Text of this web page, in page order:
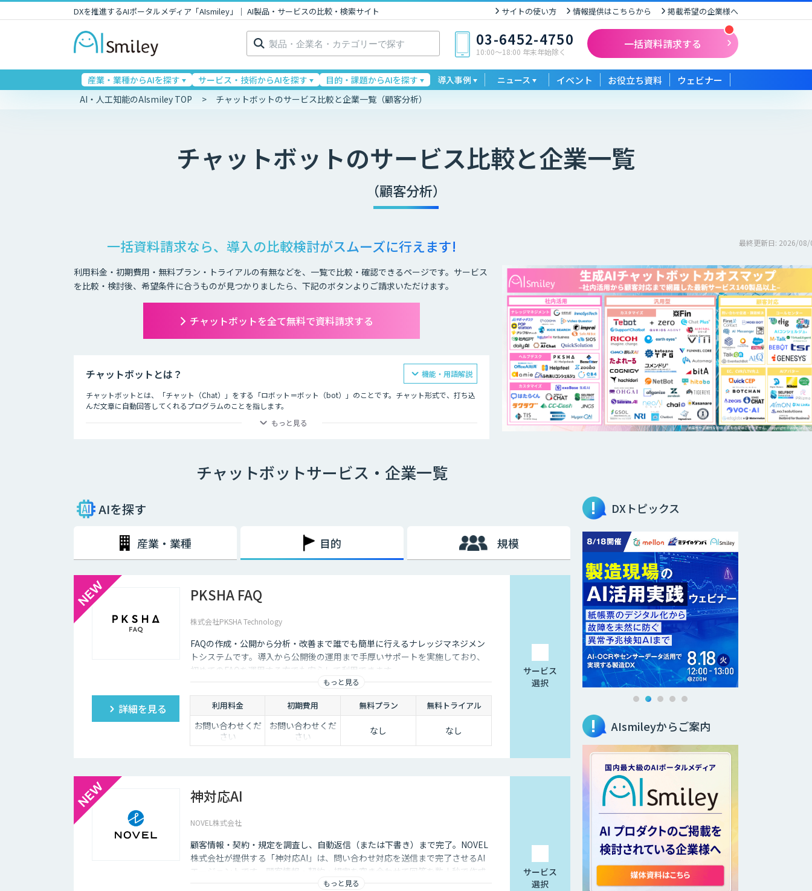
DXを推進するAIポータルメディア「AIsmiley」｜ AI製品・サービスの比較・検索サイト サイトの使い方 情報提供はこちらから 掲載希望の企業様へ
検
索: 03-6452-4750
10:00〜18:00 年末年始除く
一括資料請求する
産業・業種からAIを探す サービス・技術からAIを探す 目的・課題からAIを探す 導入事例 ニュース イベント お役立ち資料 ウェビナー
AI・人工知能のAIsmiley TOP チャットボットのサービス比較と企業一覧（顧客分析）
チャットボットのサービス比較と企業一覧
（顧客分析）
一括資料請求なら、導入の比較検討がスムーズに行えます!
利用料金・初期費用・無料プラン・トライアルの有無などを、一覧で比較・確認できるページです。サービス
を比較・検討後、希望条件に合うものが見つかりましたら、下記のボタンよりご請求いただけます。
チャットボットを全て無料で資料請求する
最終更新日: 2026/08/
チャットボットとは？
チャットボットとは、「チャット（Chat）」をする「ロボット＝ボット（bot）」のことです。チャット形式で、打ち込
んだ文章に自動回答してくれるプログラムのことを指します。
チャットボットは、大きく分けると「AI型」と「シナリオ型」という2つの種類が存在します。
「機械学習型」といわれる仕組みを採用したチャットボットで、文章全体の意味を理解した上で回答を返すことができる
という特徴を持っています。また、機械学習型の場合、過去のデータを蓄積して学習していくため、その学習を重ねるご
・シナリオ型チャットボットの特徴
シナリオ型チャットボットにはAIが搭載されていないため、「Aという単語が含まれていたらBを返答する」といったル
ールを人間が事前に設定しておかなければなりません。また、AI型のように学習を重ねていくわけでもないため、不適切
な返答が行われてしまう場合には、担当者が自ら修正を行う必要があります。
企業がチャットボットを導入するメリットは以下3つが挙げられます。
・24時間365日対応できる
チャットボットを導入することで得られる最大のメリットは、24時間365日対応できるという点です。スマートフォンの
普及に伴い、ユーザーはいつでもインターネット検索を行えるようになりました。そのため現在は、深夜に「この商品に
ついてもっと詳しく知りたい」と思い立つケースも少なくないのです。
そのような場合に、チャットボットを設置しておけば、ユーザーの疑問を解消することができるため、顧客満足度向上に
もつなげていくことができます。低コストで問い合わせ対応の環境を整えられるという点は大きなメリットといえるでし
・問い合わせ対応を効率化できる
ユーザーから似たような問い合わせが頻繁に寄せられることは決して珍しくありません。その質問に毎回担当者が回答し
・気軽に問い合わせできる
問い合わせの窓口が電話やメールのみの場合、問い合わせというアクションを面倒に感じてしまい、離脱してしまうユー
ザーも少なくありません。その点、チャットボットであれば普段の友人とのチャットと同じ感覚で質問することができま
す。また、「相手がロボット」という認識があるため、ユーザーもより気軽に問い合わせを行うことができるのです。
チャットボットは多種多様な業界で導入されており、様々なメリットをもたらす存在です。近年は人手不足が深刻化して
いるため、多くの企業にとってチャットボットを活用して業務効率化するべく導入が進んでおります。
もっと見る
機能・用語解説
チャットボットサービス・企業一覧
AIを探す
産業・業種 目的 規模
PKSHA FAQ
株式会社PKSHA Technology
FAQの作成・公開から分析・改善まで誰でも簡単に行えるナレッジマネジメン
トシステムです。導入から公開後の運用まで手厚いサポートを実施しており、
初めてのFAQを運用する方でも安心して利用できます。
もっと見る
詳細を見る 利用料金 初期費用 無料プラン 無料トライアル
お問い合わせくだ
さい
お問い合わせくだ
さい
なし なし
サービス
選択
神対応AI
NOVEL株式会社
顧客情報・契約・規定を調査し、自動返信（または下書き）まで完了。NOVEL
株式会社が提供する「神対応AI」は、問い合わせ対応を送信まで完了させるAI
エージェントです。顧客情報・契約・規定を突き合わせて回答を数十秒で作成
し、自動送信か下書き止めかを選べます。
もっと見る
サービス
選択
DXトピックス
AIsmileyからご案内